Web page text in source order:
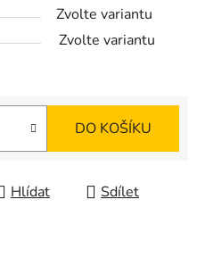
Zvolte variantu
Zvolte variantu
DO KOŠÍKU
Hlídat Sdílet